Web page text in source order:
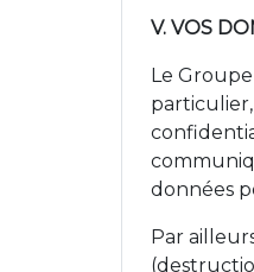
V. VOS
Le
données
Par